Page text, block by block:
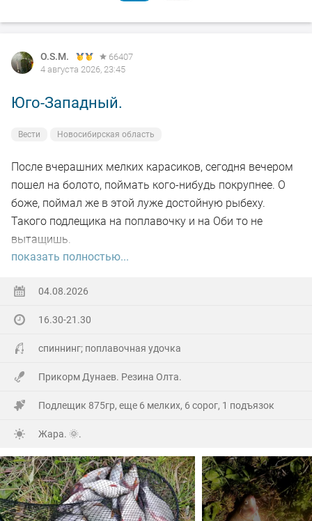
O.S.M.
66407
4 августа 2026, 23:45
Юго-Западный.
Вести Новосибирская область
После вчерашних мелких карасиков, сегодня вечером
пошел на болото, поймать кого-нибудь покрупнее. О
боже, поймал же в этой луже достойную рыбеху.
Такого подлещика на поплавочку и на Оби то не
вытащишь.
поймал.
На заказе еще покидал спиннинг. Поймал 8 наников.
Отпустил, и пошел домой.
показать полностью...
04.08.2026
16.30-21.30
спиннинг; поплавочная удочка
Прикорм Дунаев. Резина Олта.
Подлещик 875гр, еще 6 мелких, 6 сорог, 1 подъязок
Жара. 🌞.